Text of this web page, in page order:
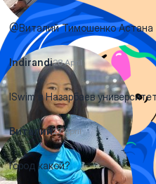
@Виталий Тимошенко Астана
Indirandi28 April
ISwim в Назарбаев университет
Виталий27 April
Город какой?